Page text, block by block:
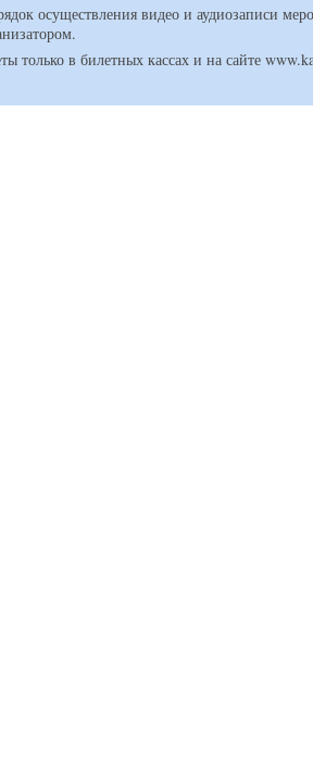
осуществления видео и аудиозаписи
только в билетных кассах и на сайте